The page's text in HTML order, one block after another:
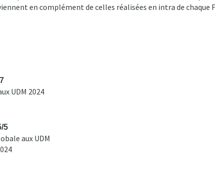
en complément de celles réalisées en intra de chaque
UDM 2024
5
aux UDM